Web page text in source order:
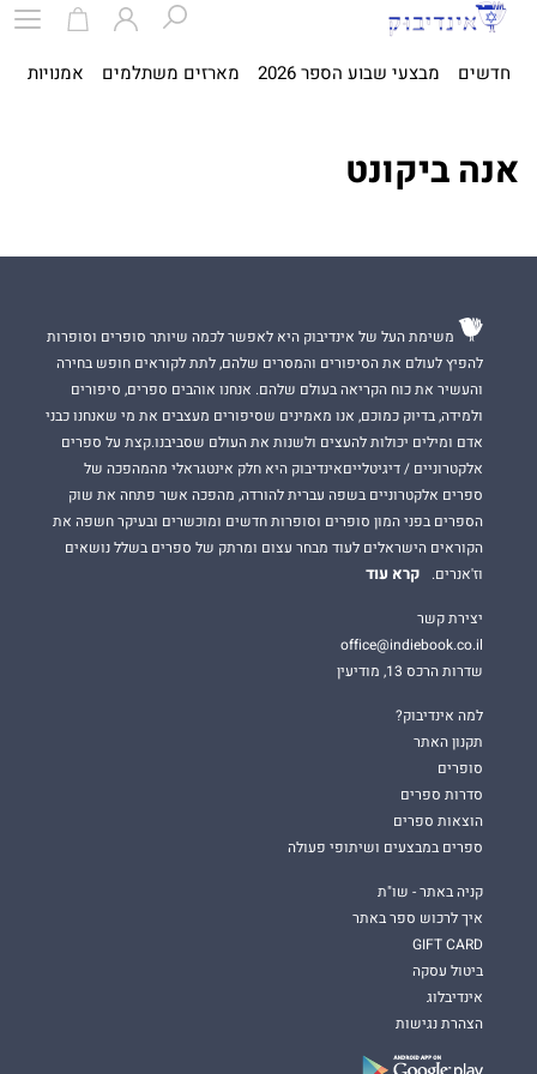
חדשים מבצעי שבוע הספר 2026 מארזים משתלמים אמנויות
אנה ביקונט
משימת העל של אינדיבוק היא לאפשר לכמה שיותר סופרים וסופרות
להפיץ לעולם את הסיפורים והמסרים שלהם, לתת לקוראים חופש בחירה
והעשיר את כוח הקריאה בעולם שלהם. אנחנו אוהבים ספרים, סיפורים
ולמידה, בדיוק כמוכם, אנו מאמינים שסיפורים מעצבים את מי שאנחנו כבני
אדם ומילים יכולות להעצים ולשנות את העולם שסביבנו.קצת על ספרים
אלקטרוניים / דיגיטלייםאינדיבוק היא חלק אינטגראלי מהמהפכה של
ספרים אלקטרוניים בשפה עברית להורדה, מהפכה אשר פתחה את שוק
הספרים בפני המון סופרים וסופרות חדשים ומוכשרים ובעיקר חשפה את
הקוראים הישראלים לעוד מבחר עצום ומרתק של ספרים בשלל נושאים
וז'אנרים.
קרא עוד
יצירת קשר
office@indiebook.co.il
שדרות הרכס 13, מודיעין
למה אינדיבוק?
תקנון האתר
סופרים
סדרות ספרים
הוצאות ספרים
ספרים במבצעים ושיתופי פעולה
קניה באתר - שו"ת
איך לרכוש ספר באתר
GIFT CARD
ביטול עסקה
אינדיבלוג
הצהרת נגישות